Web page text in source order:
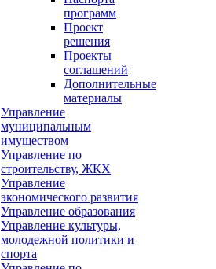
программ
Проект
решения
Проекты
соглашений
Дополнительные
материалы
Управление
муниципальным
имуществом
Управление по
строительству, ЖКХ
Управление
экономического развития
Управление образования
Управление культуры,
молодежной политики и
спорта